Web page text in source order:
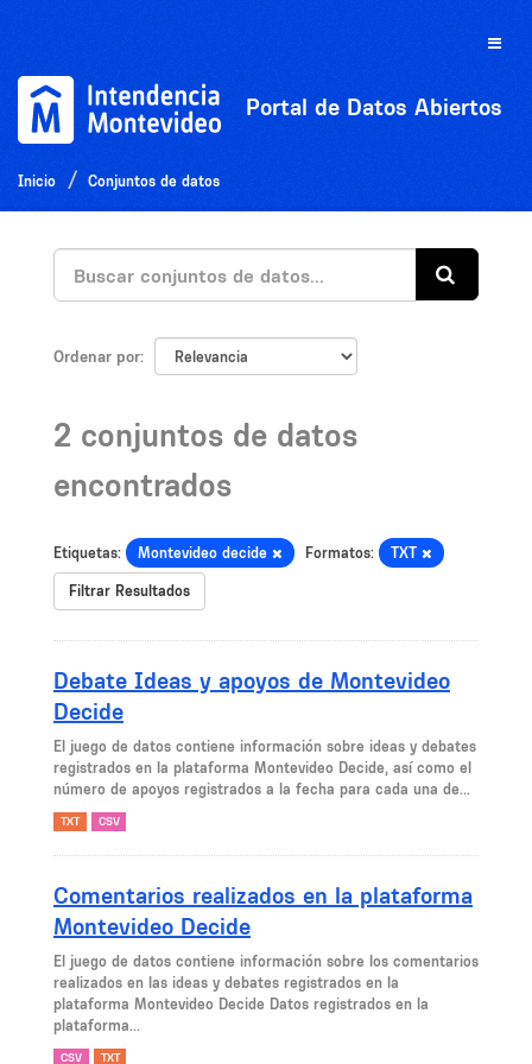
Toggle
Portal de Datos Abiertos
Inicio Conjuntos de datos
Ordenar por
2 conjuntos de datos
encontrados
Etiquetas: Montevideo decide Formatos: TXT
Filtrar Resultados
Debate Ideas y apoyos de Montevideo
Decide
El juego de datos contiene información sobre ideas y debates
registrados en la plataforma Montevideo Decide, así como el
número de apoyos registrados a la fecha para cada una de...
TXT CSV
Comentarios realizados en la plataforma
Montevideo Decide
El juego de datos contiene información sobre los comentarios
realizados en las ideas y debates registrados en la
plataforma Montevideo Decide Datos registrados en la
plataforma...
CSV TXT